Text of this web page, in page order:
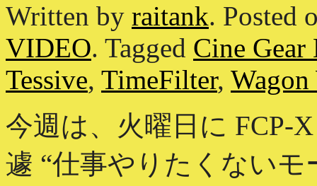
Written by raitank. Posted
VIDEO. Tagged Cine Gear
Tessive, TimeFilter,
今週は、火曜日に FCP-
遽 “仕事やりたくない